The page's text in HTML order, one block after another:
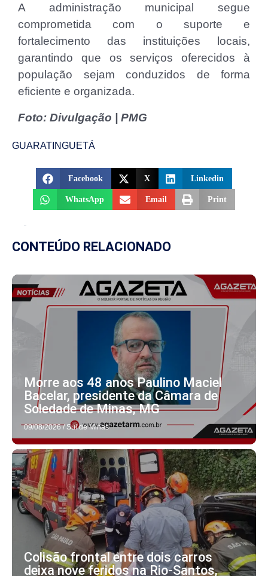
A administração municipal segue
comprometida com o suporte e
fortalecimento das instituições locais,
garantindo que os serviços oferecidos à
população sejam conduzidos de forma
eficiente e organizada.
Foto: Divulgação | PMG
GUARATINGUETÁ
Facebook X Linkedin
WhatsApp Email Print
CONTEÚDO RELACIONADO
Morre aos 48 anos Paulino Maciel
Bacelar, presidente da Câmara de
Soledade de Minas, MG
09/08/2026 / Sul de Minas
Colisão frontal entre dois carros
deixa nove feridos na Rio-Santos,